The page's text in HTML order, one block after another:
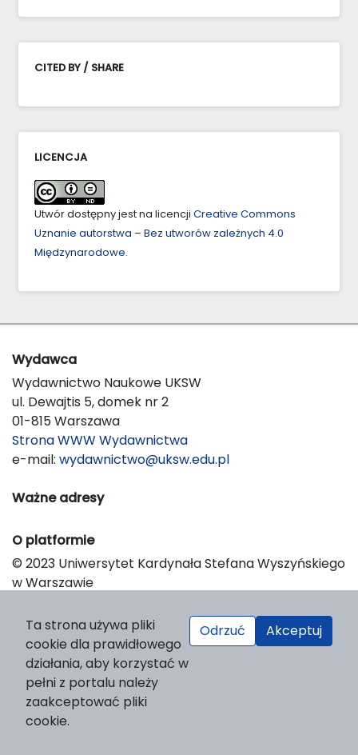
CITED BY / SHARE
LICENCJA
Utwór dostępny jest na licencji Creative Commons
Uznanie autorstwa – Bez utworów zależnych 4.0
Międzynarodowe.
Wydawca
Wydawnictwo Naukowe UKSW
ul. Dewajtis 5, domek nr 2
01-815 Warszawa
Strona WWW Wydawnictwa
e-mail: wydawnictwo@uksw.edu.pl
Ważne adresy
O platformie
© 2023 Uniwersytet Kardynała Stefana Wyszyńskiego
w Warszawie
Platform & Workflow by OJS/PKP
Ta strona używa pliki
cookie dla prawidłowego
działania, aby korzystać w
pełni z portalu należy
zaakceptować pliki
cookie.
Odrzuć Akceptuj